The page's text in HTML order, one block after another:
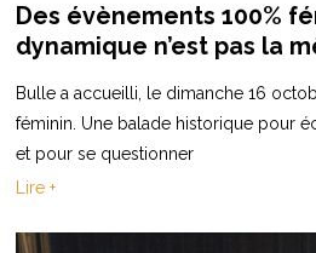
Des évènements 100%
dynamique n’est pas la
Bulle a accueilli, le dimanche 16
féminin. Une balade historique pour
et pour se questionner
Lire +